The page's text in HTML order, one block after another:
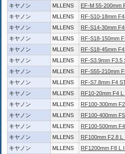
キヤノン
MLLENS
EF-M 55-200mm
キヤノン
MLLENS
RF-S10-18mm
キヤノン
MLLENS
RF-S14-30mm
キヤノン
MLLENS
RF-S18-150mm
キヤノン
MLLENS
RF-S18-45mm
キヤノン
MLLENS
RF-S3.9mm F3.5
キヤノン
MLLENS
RF-S55-210mm
キヤノン
MLLENS
RF-S7.8mm F4
キヤノン
MLLENS
RF10-20mm F4 L
キヤノン
MLLENS
RF100-300mm
キヤノン
MLLENS
RF100-400mm
キヤノン
MLLENS
RF100-500mm
キヤノン
MLLENS
RF100mm F2.8 L
キヤノン
MLLENS
RF1200mm F8 L